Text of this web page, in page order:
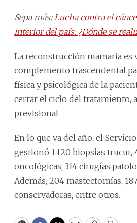
Sepa más: Lucha contra el
interior del país: ¿Dónde se
La reconstrucción mamaria es
complemento trascendental
física y psicológica de la
cerrar el ciclo del tratamiento,
previsional.
En lo que va del año, el
gestionó 1.120 biopsias trucut,
oncológicas, 314 cirugías
Además, 204 mastectomías,
conservadoras, entre otros.